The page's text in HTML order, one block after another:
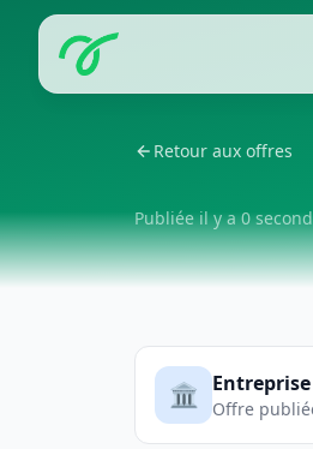
Retour aux offres
Publiée il y a 0
🏛️ Offre